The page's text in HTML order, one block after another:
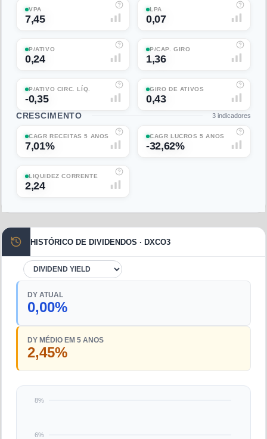
VPA
7,45
LPA
0,07
P/ATIVO
0,24
P/CAP. GIRO
1,36
P/ATIVO CIRC. LÍQ.
-0,35
GIRO DE ATIVOS
0,43
CRESCIMENTO 3 indicadores
CAGR RECEITAS 5 ANOS
7,01%
CAGR LUCROS 5 ANOS
-32,62%
LIQUIDEZ CORRENTE
2,24
HISTÓRICO DE DIVIDENDOS · DXCO3
DY ATUAL
0,00%
DY MÉDIO EM 5 ANOS
2,45%
6%
8%